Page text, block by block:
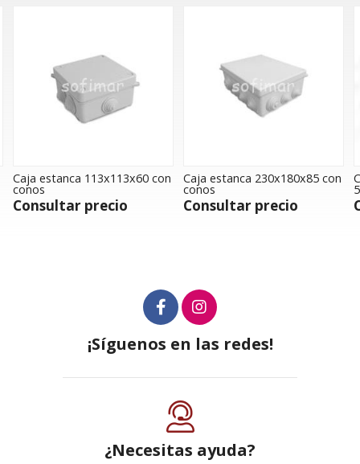
Caja estanca 113x113x60 con
conos
Consultar precio
Caja estanca 230x180x85 con
conos
Consultar precio
¡Síguenos en las redes!
¿Necesitas ayuda?